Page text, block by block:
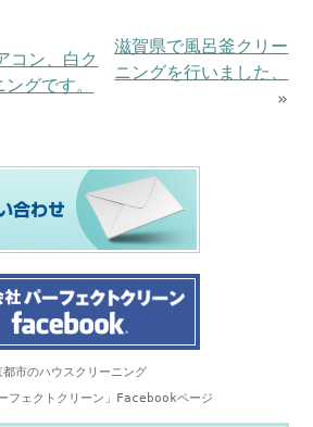
コン、白ク
グです。
滋賀県で風呂釜クリー
ニングを行いました、
»
都市のハウスクリーニング
フェクトクリーン」Facebookページ